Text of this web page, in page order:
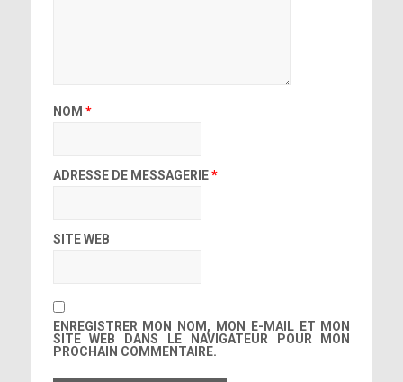
NOM *
ADRESSE DE MESSAGERIE*
SITE WEB
ENREGISTRER MON NOM, MON E-MAIL ET MON
SITE WEB DANS LE NAVIGATEUR POUR MON
PROCHAIN COMMENTAIRE.